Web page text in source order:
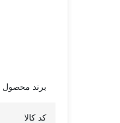
برند محصول
کد کالا